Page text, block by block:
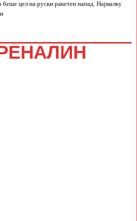
цел на руски ракетен напад. Најмалку